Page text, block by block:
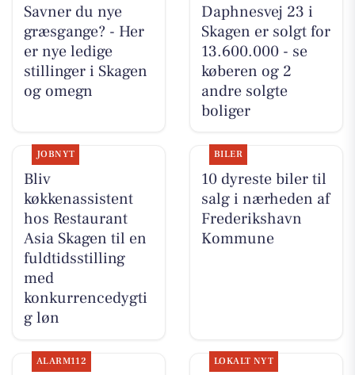
Savner du nye
græsgange? - Her
er nye ledige
stillinger i Skagen
og omegn
Daphnesvej 23 i
Skagen er solgt for
13.600.000 - se
køberen og 2
andre solgte
boliger
JOBNYT
Bliv
køkkenassistent
hos Restaurant
Asia Skagen til en
fuldtidsstilling
med
konkurrencedygti
g løn
BILER
10 dyreste biler til
salg i nærheden af
Frederikshavn
Kommune
ALARM112 LOKALT NYT